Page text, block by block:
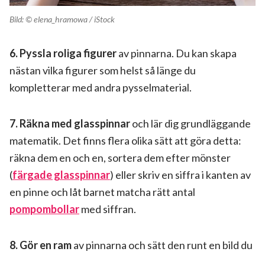
Bild: © elena_hramowa / iStock
6.Pyssla roliga figurerav pinnarna. Du kan skapa
nästan vilka figurer som helst så länge du
kompletterar med andra pysselmaterial.
7. Räkna med glasspinnaroch lär dig grundläggande
matematik. Det finns flera olika sätt att göra detta:
räkna dem en och en, sortera dem efter mönster
(färgade glasspinnar) eller skriv en siffra i kanten av
en pinne och låt barnet matcha rätt antal
pompombollarmed siffran.
8. Gör en ramav pinnarna och sätt den runt en bild du